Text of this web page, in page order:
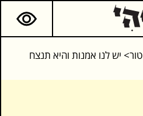
טור> יש לנו אמנות והיא תנצח